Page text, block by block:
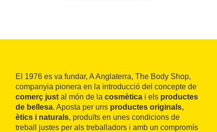
El 1976 es va fundar, A Anglaterra, The Body Shop,
companyia pionera en la introducció del concepte de
comerç just al món de la cosmètica i els productes
de bellesa. Aposta per uns productes originals,
ètics i naturals, produïts en unes condicions de
treball justes per als treballadors i amb un compromís